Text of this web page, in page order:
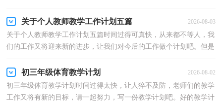
关于个人教师教学工作计划五篇 2026-08-03
关于个人教师教学工作计划五篇时间过得可真快，从来都不等人，我
们的工作又将迎来新的进步，让我们对今后的工作做个计划吧。但是
初三年级体育教学计划 2026-08-02
初三年级体育教学计划时间过得太快，让人猝不及防，老师们的教学
工作又将有新的目标，请一起努力，写一份教学计划吧。好的教学计